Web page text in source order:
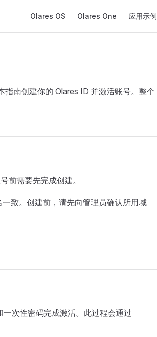
Olares OS Olares One 应用示例
指南创建你的 Olares ID 并激活账号。整个
前需要先完成创建。
致。创建前，请先向管理员确认所用域
次性密码完成激活。此过程会通过